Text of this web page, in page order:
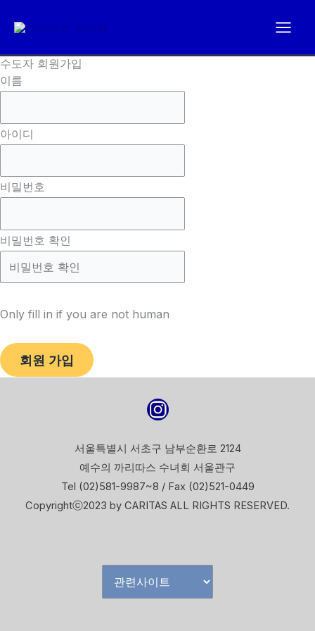
로
건
뛰
수도자 회원가입
이름
아이디
비밀번호
비밀번호 확인
Only fill in if you are not human
서울특별시 서초구 남부순환로 2124
예수의 까리따스 수녀회 서울관구
Tel (02)581-9987~8 / Fax (02)521-0449
Copyrightⓒ2023 by CARITAS ALL RIGHTS RESERVED.